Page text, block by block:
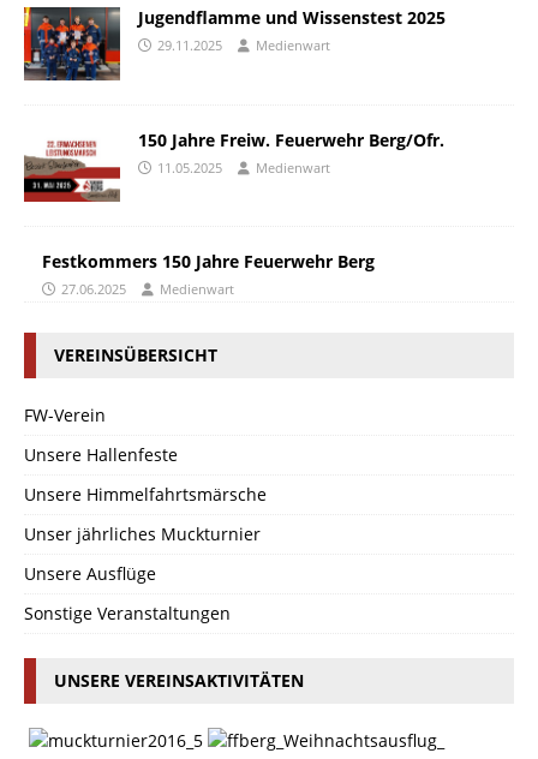
Jugendflamme und Wissenstest 2025
29.11.2025 Medienwart
150 Jahre Freiw. Feuerwehr Berg/Ofr.
11.05.2025 Medienwart
Festkommers 150 Jahre Feuerwehr Berg
27.06.2025 Medienwart
VEREINSÜBERSICHT
FW-Verein
Unsere Hallenfeste
Unsere Himmelfahrtsmärsche
Unser jährliches Muckturnier
Unsere Ausflüge
Sonstige Veranstaltungen
UNSERE VEREINSAKTIVITÄTEN